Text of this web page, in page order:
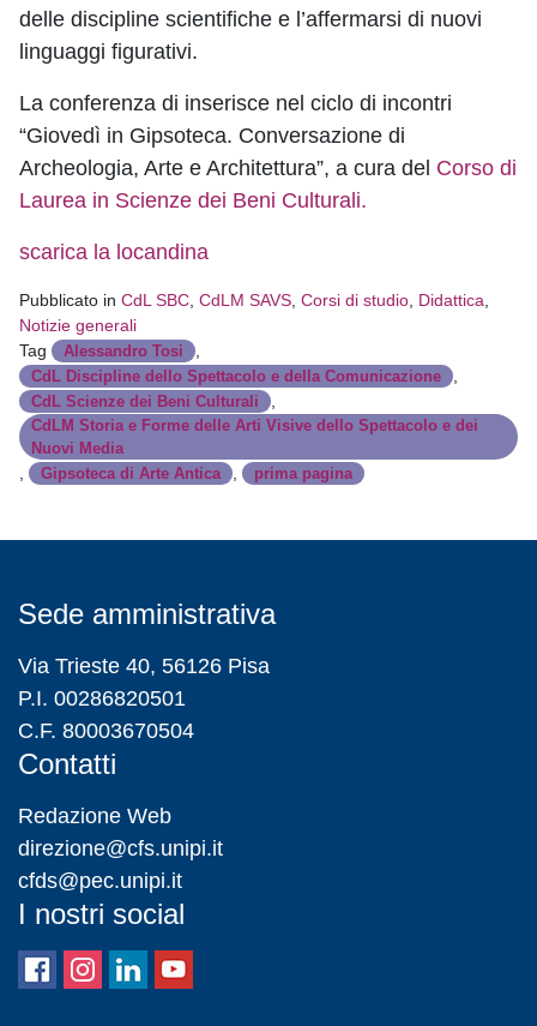
delle discipline scientifiche e l’affermarsi di nuovi
linguaggi figurativi.
La conferenza di inserisce nel ciclo di incontri
“Giovedì in Gipsoteca. Conversazione di
Archeologia, Arte e Architettura”, a cura del Corso di
Laurea in Scienze dei Beni Culturali.
scarica la locandina
Pubblicato in CdL SBC CdLM SAVS Corsi di studio Didattica
Notizie generali
Tag
Alessandro Tosi
CdL Discipline dello Spettacolo e della Comunicazione
CdL Scienze dei Beni Culturali
CdLM Storia e Forme delle Arti Visive dello Spettacolo e dei
Nuovi Media
Gipsoteca di Arte Antica prima pagina
Sede amministrativa
Via Trieste 40, 56126 Pisa
P.I. 00286820501
C.F. 80003670504
Contatti
Redazione Web
direzione@cfs.unipi.it
cfds@pec.unipi.it
I nostri social